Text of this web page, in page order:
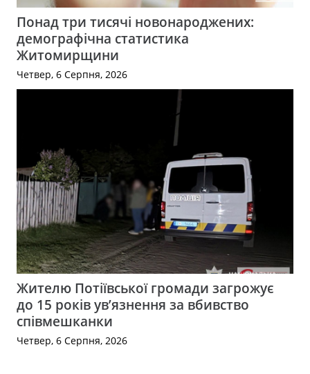
Понад три тисячі новонароджених:
демографічна статистика
Житомирщини
Четвер, 6 Серпня, 2026
Жителю Потіївської громади загрожує
до 15 років ув’язнення за вбивство
співмешканки
Четвер, 6 Серпня, 2026